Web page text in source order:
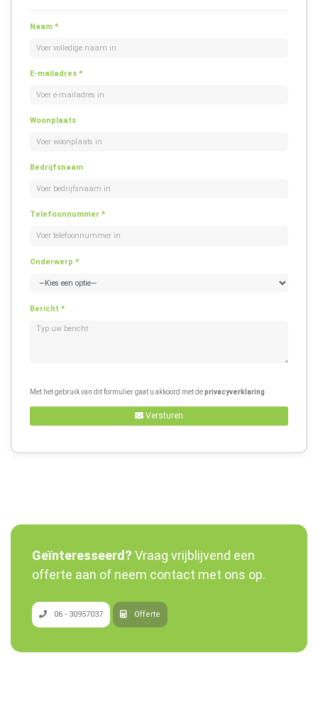
Naam *
E-mailadres *
Woonplaats
Bedrijfsnaam
Telefoonnummer *
Onderwerp *
Bericht *
Met het gebruik van dit formulier gaat u akkoord met deprivacyverklaring
Versturen
Geïnteresseerd? Vraag vrijblijvend een
offerte aan of neem contact met ons op.
06 - 30957037 Offerte